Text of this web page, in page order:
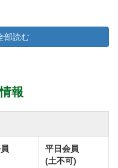
、常磐自動車道「那
動車道「水戸IC」から
水戸駅」・JR水郡線
セスが可能です。
場合は水戸駅からコ
で約50分です。
の場合はコースまで
部読む
報
平日会員
(土不可)